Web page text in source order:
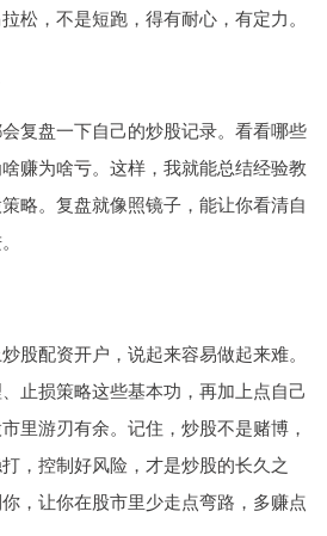
松，不是短跑，得有耐心，有定力。
复盘一下自己的炒股记录。看看哪些
赚为啥亏。这样，我就能总结经验教
略。复盘就像照镜子，能让你看清自
股配资开户，说起来容易做起来难。
止损策略这些基本功，再加上点自己
里游刃有余。记住，炒股不是赌博，
，控制好风险，才是炒股的长久之
，让你在股市里少走点弯路，多赚点